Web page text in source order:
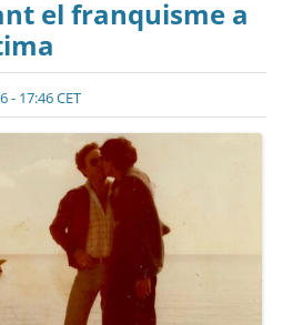
el franquisme a
- 17:46 CET